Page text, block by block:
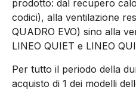
prodotto: dal recupero
codici), alla ventilazione
QUADRO EVO) sino alla
LINEO QUIET e LINEO
Per tutto il periodo della
acquisto di 1 dei modelli